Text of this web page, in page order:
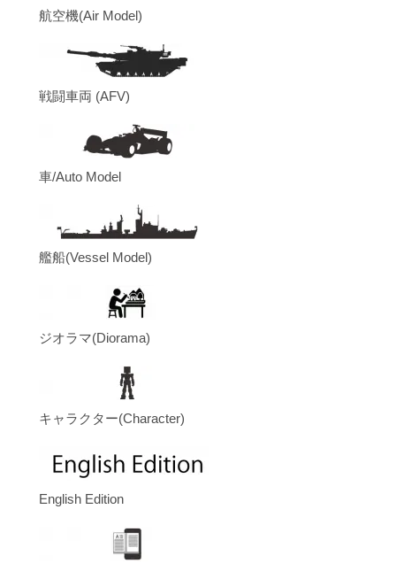
航空機(Air Model)
戦闘車両 (AFV)
車/Auto Model
艦船(Vessel Model)
ジオラマ(Diorama)
キャラクター(Character)
English Edition